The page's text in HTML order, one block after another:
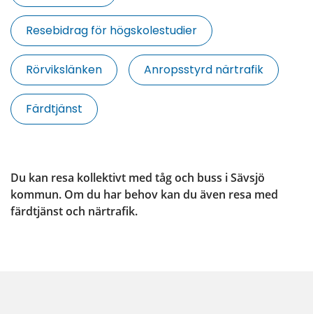
Resebidrag för högskolestudier
Rörvikslänken Anropsstyrd närtrafik
Färdtjänst
Du kan resa kollektivt med tåg och buss i Sävsjö
kommun. Om du har behov kan du även resa med
färdtjänst och närtrafik.